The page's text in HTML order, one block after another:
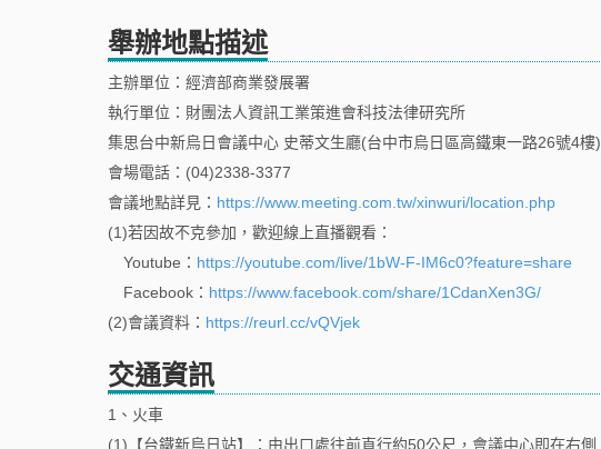
舉辦地點描述
主辦單位：經濟部商業發展署
執行單位：財團法人資訊工業策進會科技法律研究所
集思台中新烏日會議中心 史蒂文生廳(台中市烏日區高鐵東一路26號4樓)
會場電話：(04)2338-3377
會議地點詳見： https://www.meeting.com.tw/xinwuri/location.php
(1)若因故不克參加，歡迎線上直播觀看：
Youtube： https://youtube.com/live/1bW-F-IM6c0?feature=share
Facebook： https://www.facebook.com/share/1CdanXen3G/
(2)會議資料： https://reurl.cc/vQVjek
交通資訊
1、火車
(1)【台鐵新烏日站】：由出口處往前直行約50公尺，會議中心即在右側